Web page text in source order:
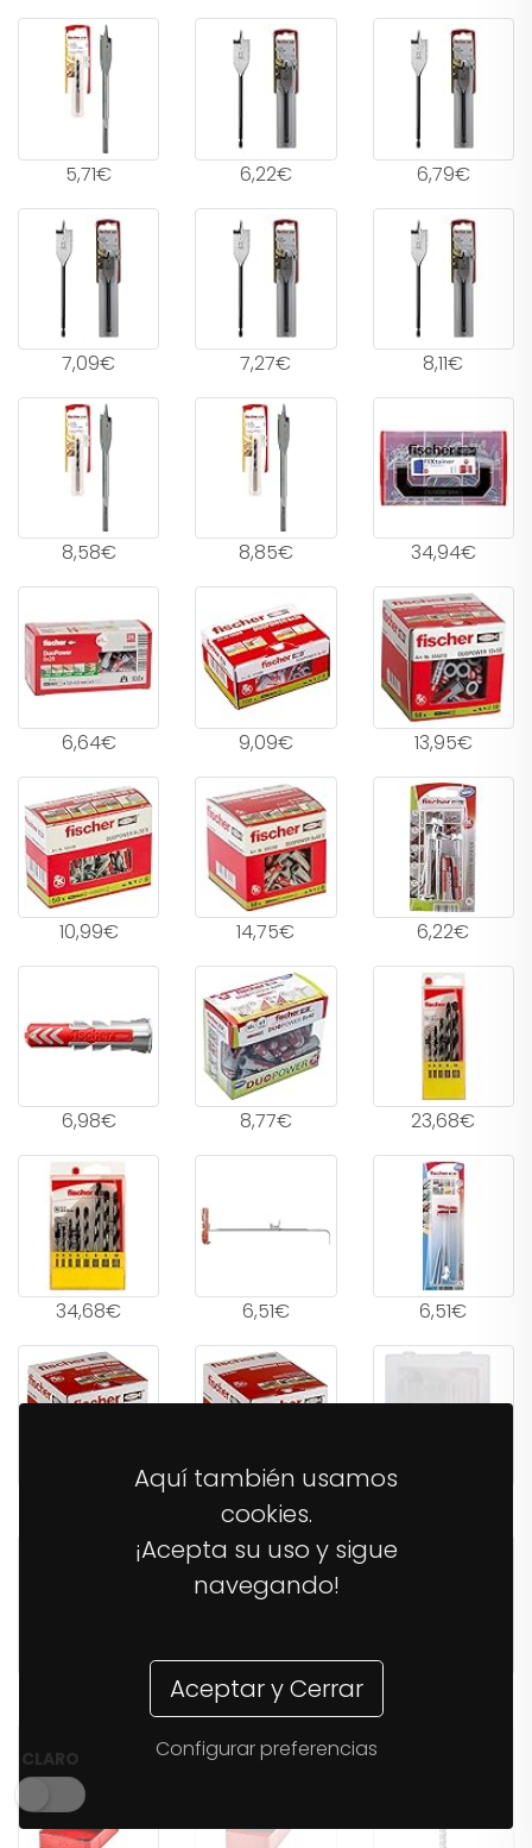
5,71€ 6,22€ 6,79€
7,09€ 7,27€ 8,11€
8,58€ 8,85€ 34,94€
6,64€ 9,09€ 13,95€
10,99€ 14,75€ 6,22€
6,98€ 8,77€ 23,68€
34,68€ 6,51€ 6,51€
16,70€
14,37€
Aquí también usamos
cookies.
¡Acepta su uso y sigue
navegando!
Aceptar y Cerrar
Configurar preferencias
CLARO